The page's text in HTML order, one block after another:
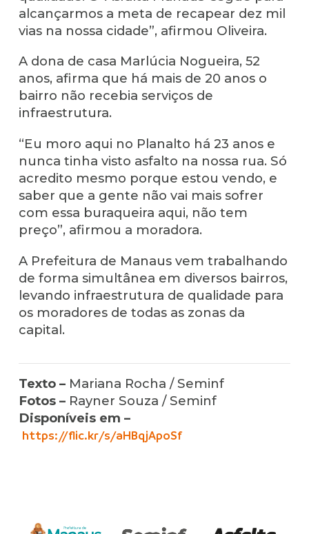
alcançarmos a meta de recapear dez mil
vias na nossa cidade”, afirmou Oliveira.
A dona de casa Marlúcia Nogueira, 52
anos, afirma que há mais de 20 anos o
bairro não recebia serviços de
infraestrutura.
“Eu moro aqui no Planalto há 23 anos e
nunca tinha visto asfalto na nossa rua. Só
acredito mesmo porque estou vendo, e
saber que a gente não vai mais sofrer
com essa buraqueira aqui, não tem
preço”, afirmou a moradora.
A Prefeitura de Manaus vem trabalhando
de forma simultânea em diversos bairros,
levando infraestrutura de qualidade para
os moradores de todas as zonas da
capital.
Texto –Mariana Rocha / Seminf
Fotos – Rayner Souza / Seminf
Disponíveis em –
https://flic.kr/s/aHBqjApoSf